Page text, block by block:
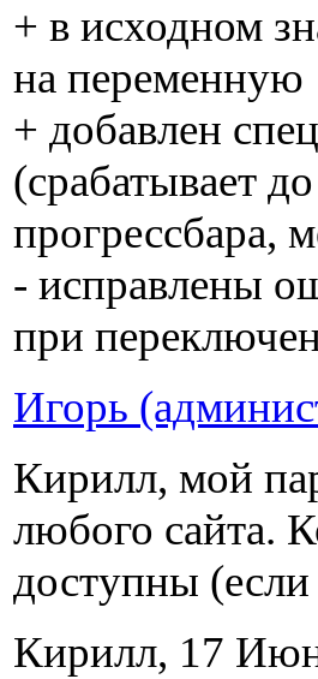
+ в исходном
на переменную
+ добавлен
(срабатывает
прогрессбара,
- исправлены
при
Игорь
Кирилл, мой
любого сайта.
доступны (если
Кирилл, 17